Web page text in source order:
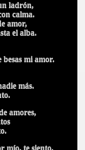
ladrón,
calma.
amor,
el alba.
mi amor.
más.
amores,
mío, te siento.